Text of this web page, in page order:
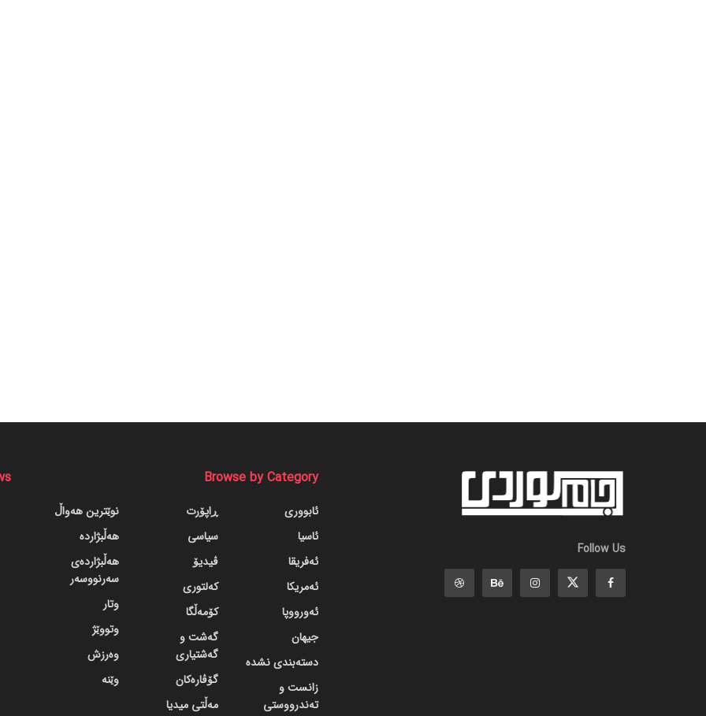
Follow Us
Browse by Category
ئابووری
ئاسیا
ئەفریقا
ئەمریکا
ئەورووپا
جیهان
دسته‌بندی نشده
زانست و
تەندرووستی
ڕاپۆرت
سیاسی
ڤیدیۆ
کەلتوری
کۆمەڵگا
گه‌شت و
گه‌شتیاری
گۆڤاره‌کان
مەڵتی میدیا
نوێترین هەواڵ
هەڵبژاردە
هەڵبژاردەی
سەرنووسەر
وتار
وتووێژ
وەرزش
وێنە